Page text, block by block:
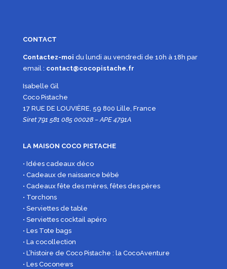
CONTACT
Contactez-moi du lundi au vendredi de 10h à 18h par
email : contact@cocopistache.fr
Isabelle Gil
Coco Pistache
17 RUE DE LOUVIÈRE, 59 800 Lille, France
Siret 791 581 085 00028 – APE 4791A
LA MAISON COCO PISTACHE
• Idées cadeaux déco
• Cadeaux de naissance bébé
• Cadeaux fête des mères, fêtes des pères
• Torchons
• Serviettes de table
• Serviettes cocktail apéro
• Les Tote bags
• La cocollection
• L’histoire de Coco Pistache : la CocoAventure
• Les Coconews